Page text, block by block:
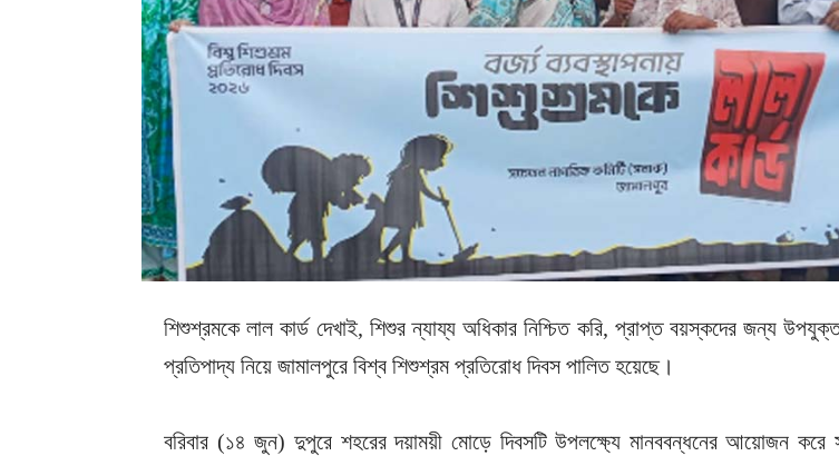
শিশুশ্রমকে লাল কার্ড দেখাই, শিশুর ন্যায্য অধিকার নিশ্চিত করি, প্রাপ্ত বয়স্কদের জন্য
প্রতিপাদ্য নিয়ে জামালপুরে বিশ্ব শিশুশ্রম প্রতিরোধ দিবস পালিত হয়েছে।
বরিবার (১৪ জুন) দুপুরে শহরের দয়াময়ী মোড়ে দিবসটি উপলক্ষ্যে মানববন্ধনের আয়োজন করে